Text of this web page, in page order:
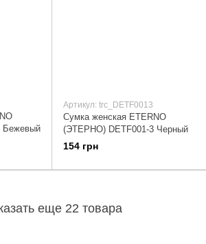
Бежевый
Артикул: trc_DETF0013
Сумка женская ETERNO
(ЭТЕРНО) DETF001-3 Черный
154 грн
еще 22 товара